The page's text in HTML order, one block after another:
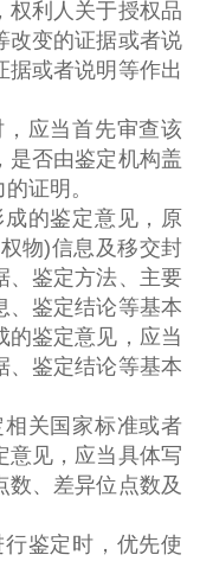
权利人关于授权品
改变的证据或者说
据或者说明等作出
应当首先审查该
是否由鉴定机构盖
证明。
的鉴定意见，原
物)信息及移交封
、鉴定方法、主要
、鉴定结论等基本
的鉴定意见，应当
、鉴定结论等基本
关国家标准或者
意见，应当具体写
数、差异位点数及
鉴定时，优先使